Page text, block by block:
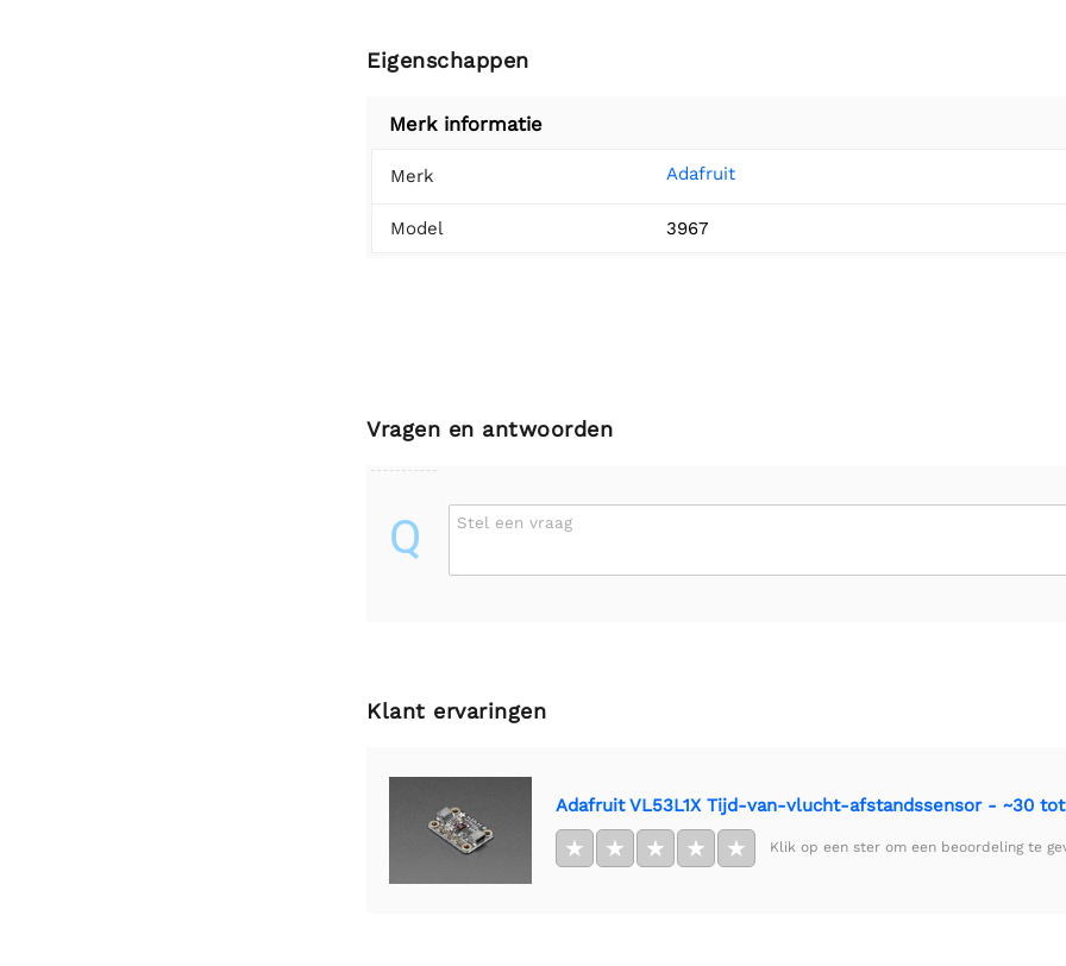
Eigenschappen
Merk informatie
Merk Adafruit
Model 3967
Vragen en antwoorden
Q Stel een vraag
Klant ervaringen
Adafruit VL53L1X Tijd-van-vlucht-afstandssensor - ~30
★ ★ ★ ★ ★ Klik op een ster om een beoordeling te